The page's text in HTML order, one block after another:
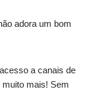
adora um bom
a canais de
mais! Sem